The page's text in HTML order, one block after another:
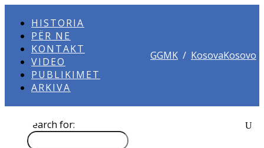
HISTORIA
PËR NE
KONTAKT
VIDEO
PUBLIKIMET
ARKIVA
GGMK / KosovaKosovo
Search for: